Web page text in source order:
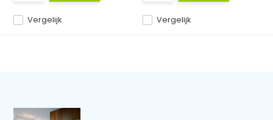
Vergelijk Vergelijk